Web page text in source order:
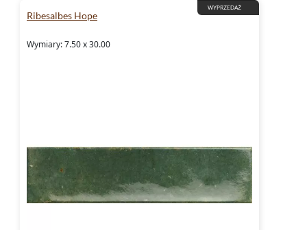
WYPRZEDAŻ
Ribesalbes Hope
Wymiary: 7.50 x 30.00